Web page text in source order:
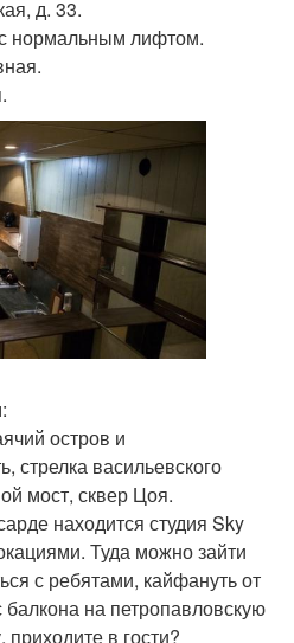
д. 33.
нормальным лифтом.
остров и
стрелка васильевского
мост, сквер Цоя.
находится студия Sky
Туда можно зайти
с ребятами, кайфануть от
балкона на петропавловскую
в гости?